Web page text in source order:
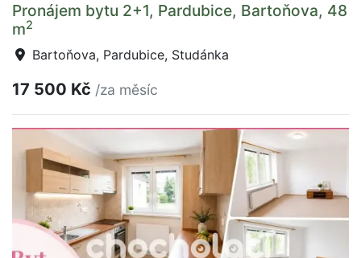
Pronájem bytu 2+1, Pardubice, Bartoňova, 48
m2
Bartoňova, Pardubice, Studánka
17 500 Kč /za měsíc